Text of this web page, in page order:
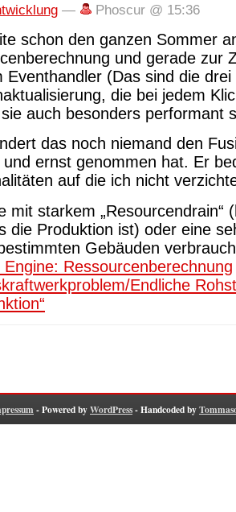
— Phoscur @ 15:36
schon den ganzen Sommer
und gerade zur
Eventhandler (Das sind die
die bei jedem
auch besonders performant
das noch niemand den
und ernst genommen hat. Er
auf die ich nicht
mit starkem „Resourcendrain“
die Produktion ist) oder eine
Gebäuden
Engine: Ressourcenberechnung
Endliche
- Powered byWordPress- Handcoded by